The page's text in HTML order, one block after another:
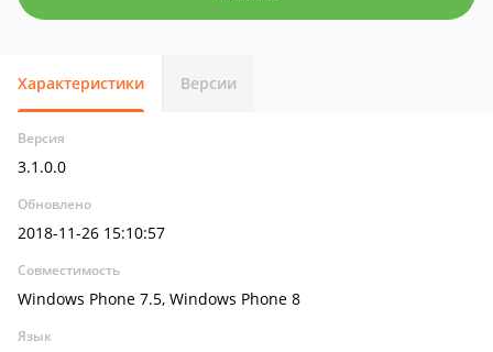
Характеристики Версии
Версия
3.1.0.0
Обновлено
2018-11-26 15:10:57
Совместимость
Windows Phone 7.5, Windows Phone 8
Язык